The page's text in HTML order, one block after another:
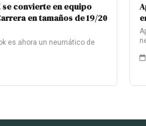
se convierte en equipo
en tamaños de 19/20
es ahora un neumático de